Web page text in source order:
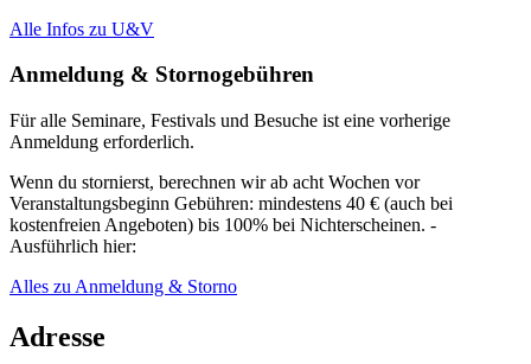
Alle Infos zu U&V
Anmeldung & Stornogebühren
Für alle Seminare, Festivals und Besuche ist eine vorherige
Anmeldung erforderlich.
Wenn du stornierst, berechnen wir ab acht Wochen vor
Veranstaltungsbeginn Gebühren: mindestens 40 € (auch bei
kostenfreien Angeboten) bis 100% bei Nichterscheinen. -
Ausführlich hier:
Alles zu Anmeldung & Storno
Adresse